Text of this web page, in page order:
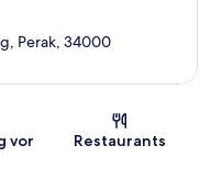
Perak, 34000
vor
Restaurants